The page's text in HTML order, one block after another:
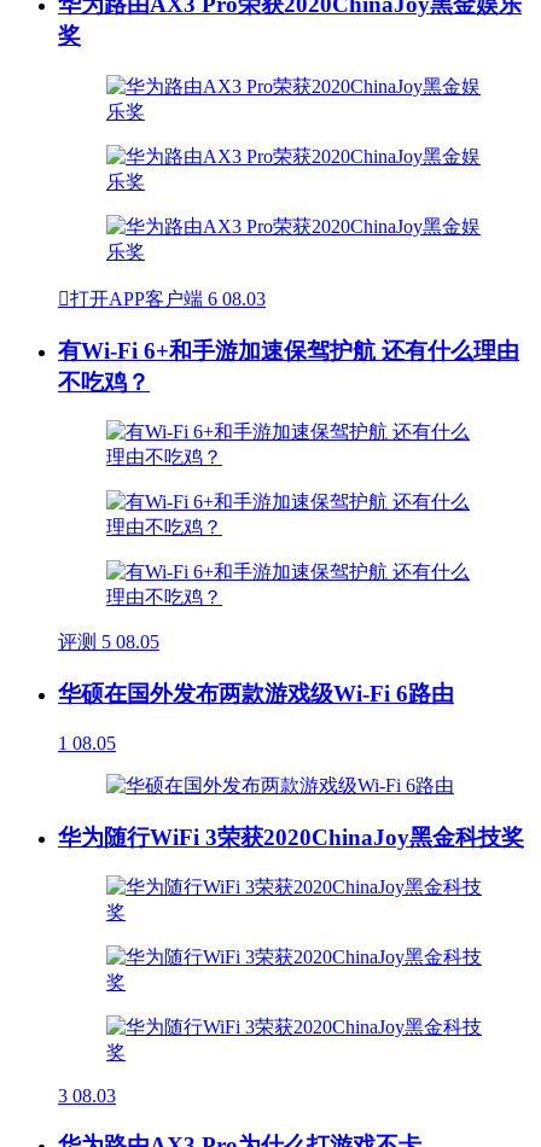
奖
打开APP客户端 6 08.03
有Wi-Fi 6+和手游加速保驾护航 还有什么理由
不吃鸡？
评测 5 08.05
华硕在国外发布两款游戏级Wi-Fi 6路由
1 08.05
华为随行WiFi 3荣获2020ChinaJoy黑金科技奖
3 08.03